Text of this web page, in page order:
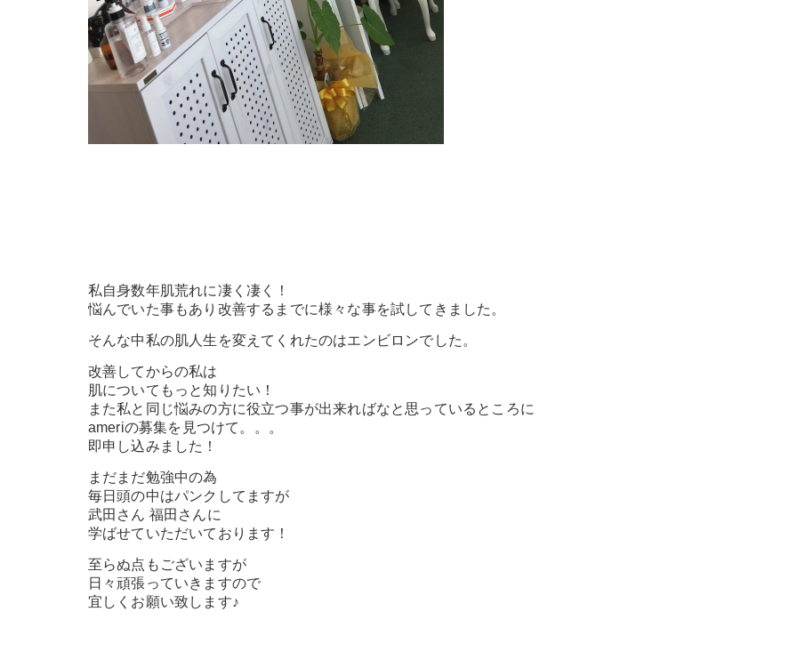
私自身数年肌荒れに凄く凄く！
悩んでいた事もあり改善するまでに様々な事を試してきました。
そんな中私の肌人生を変えてくれたのはエンビロンでした。
改善してからの私は
肌についてもっと知りたい！
また私と同じ悩みの方に役立つ事が出来ればなと思っているところに
ameriの募集を見つけて。。。
即申し込みました！
まだまだ勉強中の為
毎日頭の中はパンクしてますが
武田さん 福田さんに
学ばせていただいております！
至らぬ点もございますが
日々頑張っていきますので
宜しくお願い致します♪